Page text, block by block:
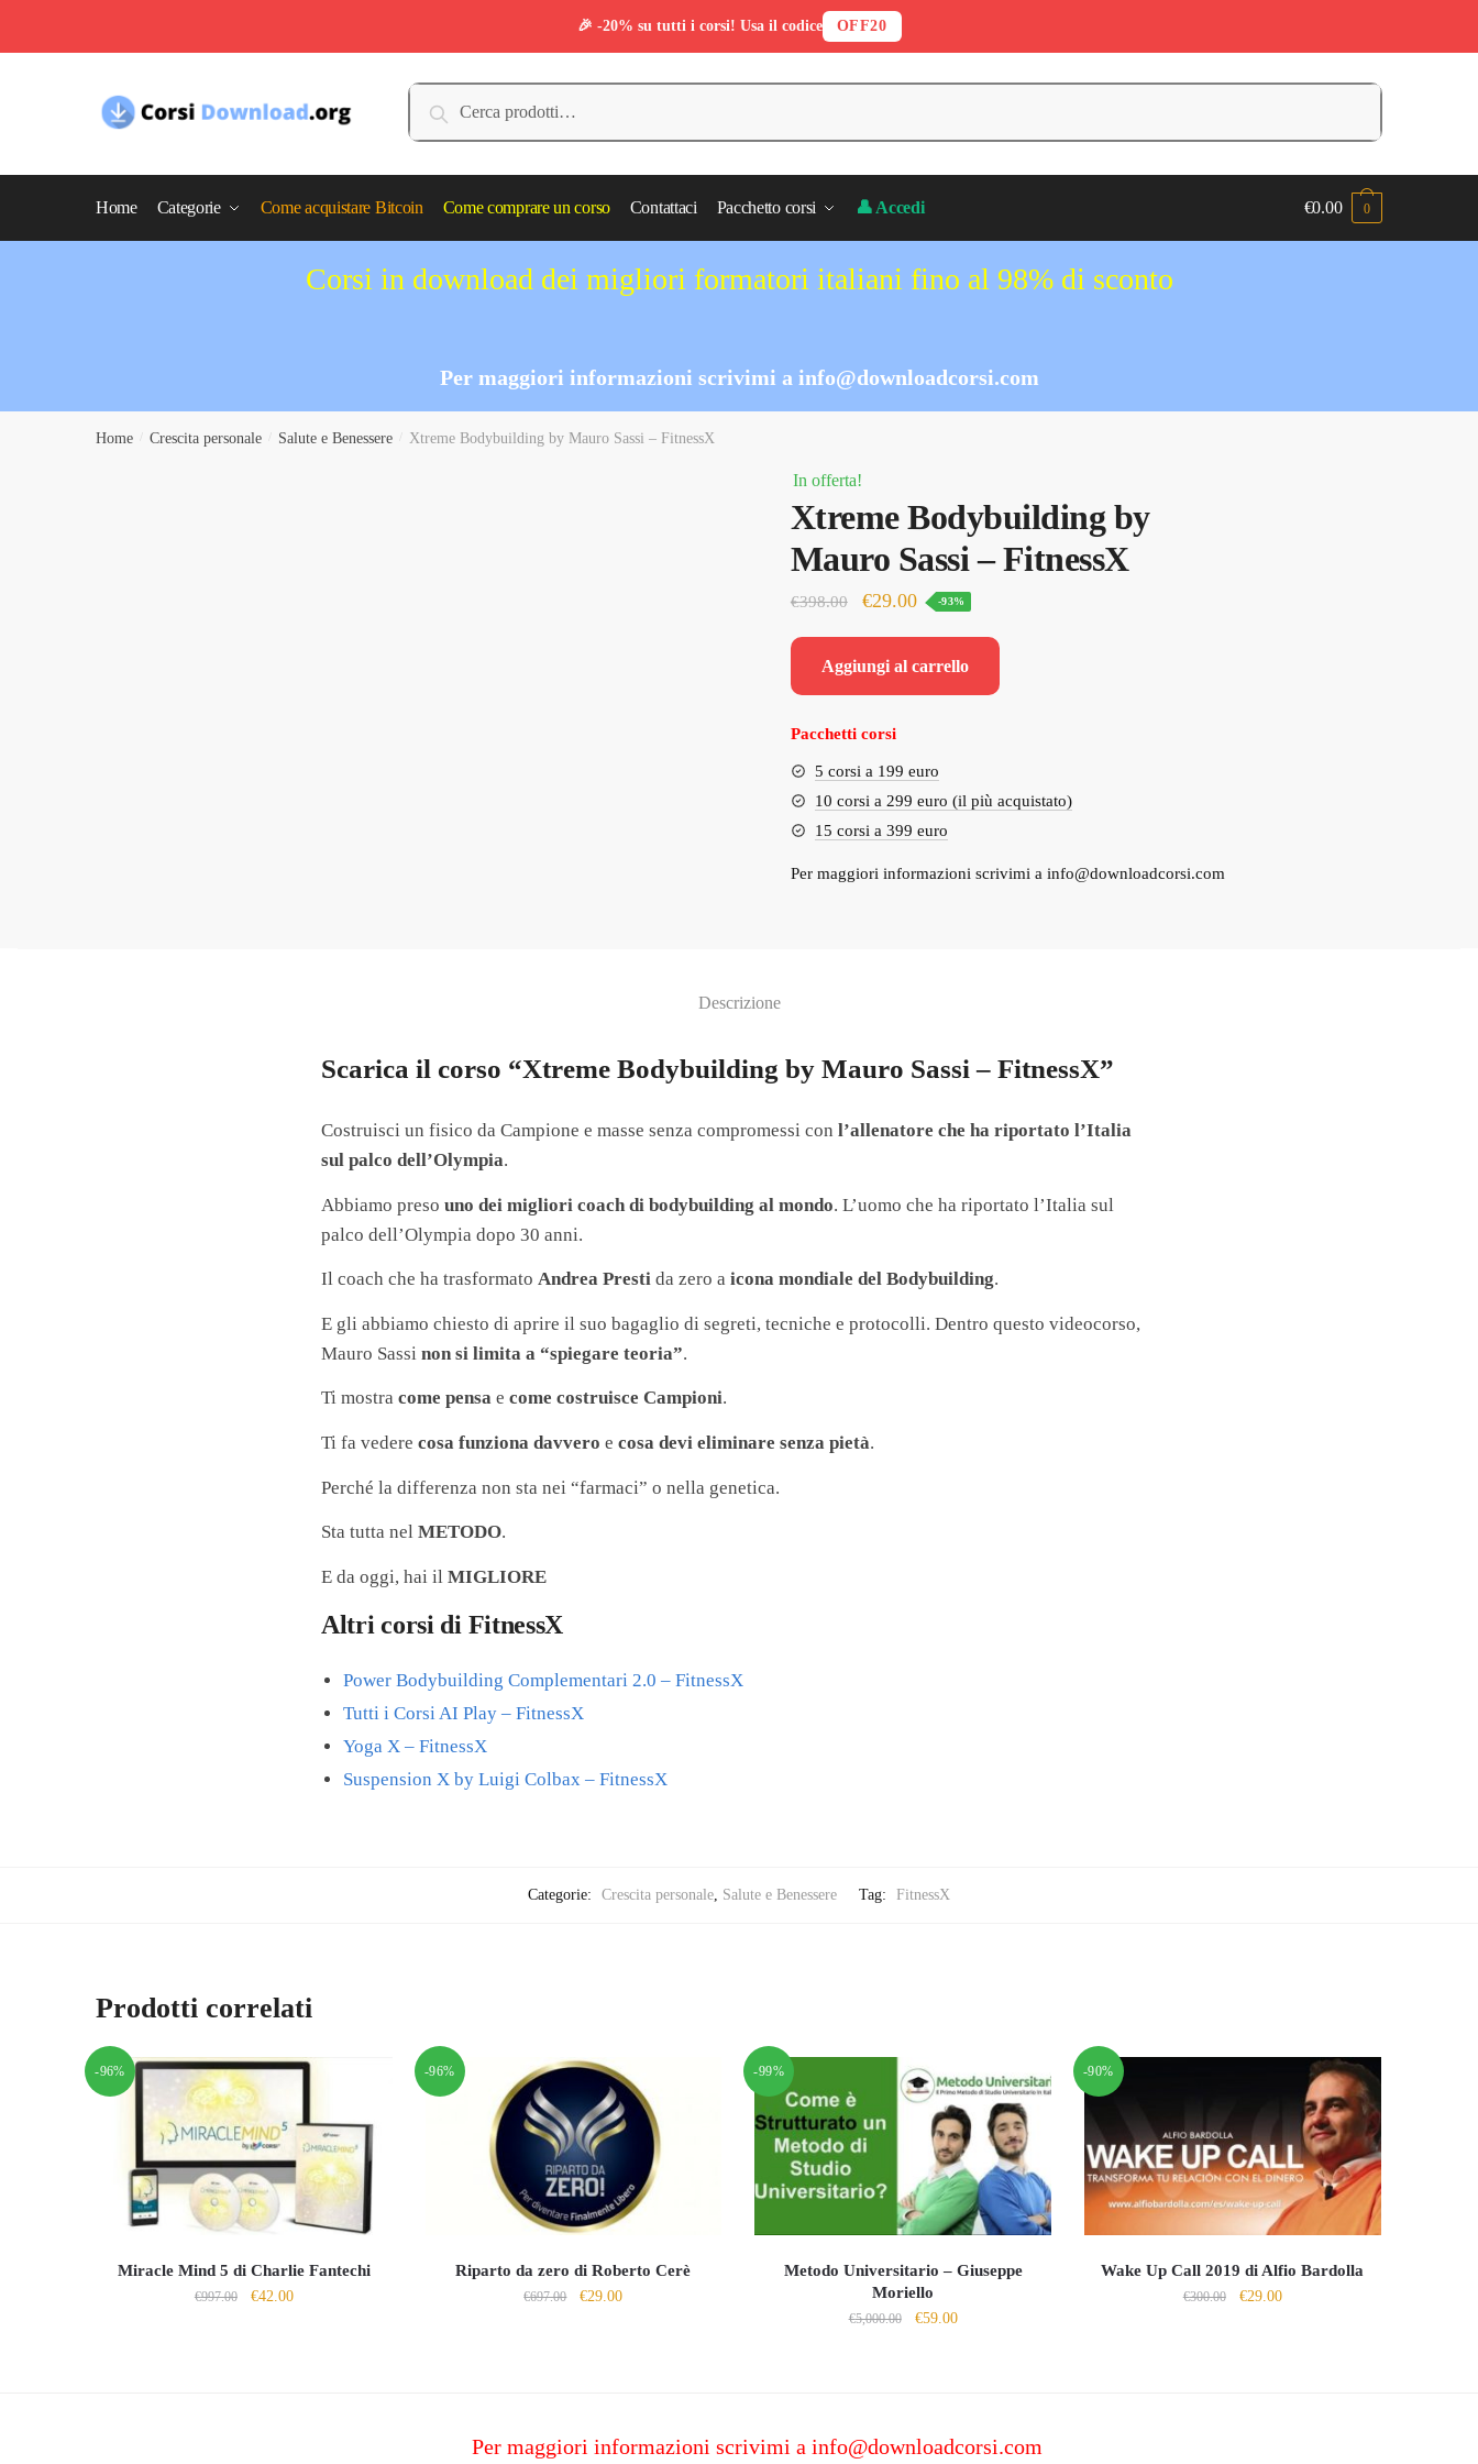
Cerca:
Cerca
Home Categorie Come acquistare Bitcoin Come comprare un corso Contattaci Pacchetto corsi 👤 Accedi €0.00 0
Corsi in download dei migliori formatori italiani fino al 98% di sconto
Per maggiori informazioni scrivimi a info@downloadcorsi.com
Home Crescita personale Salute e Benessere Xtreme Bodybuilding by Mauro Sassi – FitnessX
In offerta!
Xtreme Bodybuilding by
Mauro Sassi – FitnessX
€398.00
Il
originale
era:
€398.00.
€29.00Il
attuale
è:
-93%
Aggiungi al carrello
Pacchetti corsi
5 corsi a 199 euro
10 corsi a 299 euro (il più acquistato)
15 corsi a 399 euro
Per maggiori informazioni scrivimi a info@downloadcorsi.com
Descrizione
Scarica il corso “Xtreme Bodybuilding by Mauro Sassi – FitnessX”
Costruisci un fisico da Campione e masse senza compromessi conl’allenatore che ha riportato l’Italia
sul palco dell’Olympia.
Abbiamo presouno dei migliori coach di bodybuilding al mondo. L’uomo che ha riportato l’Italia sul
palco dell’Olympia dopo 30 anni.
Il coach che ha trasformatoAndrea Presti da zero aicona mondiale del Bodybuilding.
E gli abbiamo chiesto di aprire il suo bagaglio di segreti, tecniche e protocolli. Dentro questo videocorso,
Mauro Sassinon si limita a “spiegare teoria”.
Ti mostracome pensa ecome costruisce Campioni.
Ti fa vederecosa funziona davvero ecosa devi eliminare senza pietà.
Perché la differenza non sta nei “farmaci” o nella genetica.
Sta tutta nelMETODO.
E da oggi, hai ilMIGLIORE
Altri corsi di FitnessX
Power Bodybuilding Complementari 2.0 – FitnessX
Tutti i Corsi AI Play – FitnessX
Yoga X – FitnessX
Suspension X by Luigi Colbax – FitnessX
Categorie: Crescita personale, Salute e Benessere Tag: FitnessX
Prodotti correlati
-96%
Miracle Mind 5 di Charlie Fantechi
€997.00
Il
€42.00Il
-96%
Riparto da zero di Roberto Cerè
€697.00
Il
€29.00Il
-99%
Metodo Universitario – Giuseppe
Moriello
€5,000.00
Il
€59.00Il
-90%
Wake Up Call 2019 di Alfio Bardolla
€300.00
Il
€29.00Il
Per maggiori informazioni scrivimi a info@downloadcorsi.com
🎉 -20% su tutti i corsi! Usa il codice OFF20